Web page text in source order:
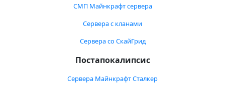
СМП Майнкрафт сервера
Сервера с кланами
Сервера со СкайГрид
Постапокалипсис
Сервера Майнкрафт Сталкер